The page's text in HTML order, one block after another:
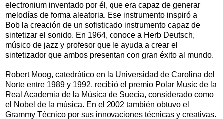
electronium inventado por él, que era capaz de generar
melodías de forma aleatoria. Ese instrumento inspiró a
Bob la creación de un sofisticado instrumento capaz de
sintetizar el sonido. En 1964, conoce a Herb Deutsch,
músico de jazz y profesor que le ayuda a crear el
sintetizador que ambos presentan con gran éxito al mundo.
Robert Moog, catedrático en la Universidad de Carolina del
Norte entre 1989 y 1992, recibió el premio Polar Music de la
Real Academia de la Música de Suecia, considerado como
el Nobel de la música. En el 2002 también obtuvo el
Grammy Técnico por sus innovaciones técnicas y creativas.